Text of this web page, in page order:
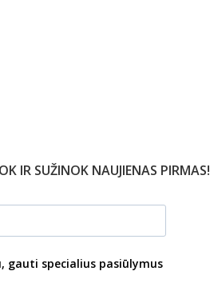
IR SUŽINOK NAUJIENAS PIRMAS!
gauti specialius pasiūlymus